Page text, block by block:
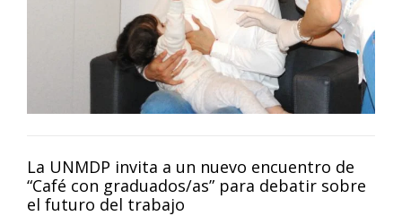
La UNMDP invita a un nuevo encuentro de
“Café con graduados/as” para debatir sobre
el futuro del trabajo